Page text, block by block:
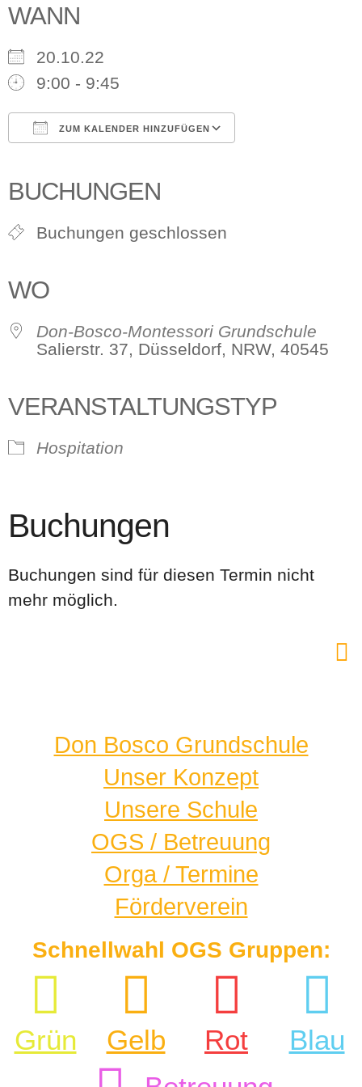
WANN
20.10.22
9:00 - 9:45
ZUM KALENDER HINZUFÜGEN
BUCHUNGEN
Buchungen geschlossen
WO
Don-Bosco-Montessori Grundschule
Salierstr. 37, Düsseldorf, NRW, 40545
VERANSTALTUNGSTYP
Hospitation
Buchungen
Buchungen sind für diesen Termin nicht
mehr möglich.
Don Bosco Grundschule
Unser Konzept
Unsere Schule
OGS / Betreuung
Orga / Termine
Förderverein
Schnellwahl OGS Gruppen:
Grün Gelb Rot
Blau